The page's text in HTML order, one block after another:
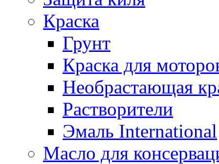
Краска
Грунт
Краска для
Необрастающая
Растворители
Эмаль International
Масло для